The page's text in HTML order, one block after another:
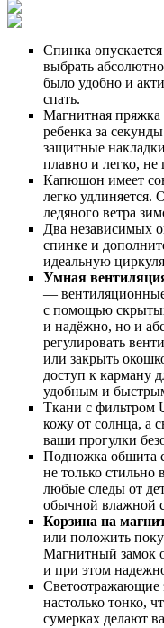
Спинка
выбрать
было удобно и
спать.
Магнитная пряжка
ребенка за
защитные
плавно и легко, не
Капюшон имеет
легко удлиняется.
ледяного ветра
Два независимых
спинке и
идеальную
Умная
—
с помощью
и надёжно, но и
регулировать
или закрыть
доступ к карману
удобным и
Ткани с фильтром
кожу от солнца, а
ваши прогулки
Подножка обшита
не только стильно
любые следы от
обычной влажной
Корзина на
или положить
Магнитный замок
и при этом
Светоотражающие
настолько тонко,
сумерках делают